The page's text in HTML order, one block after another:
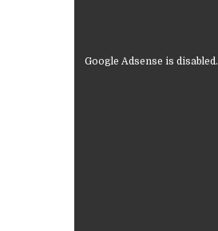
Google Adsense is disabled.